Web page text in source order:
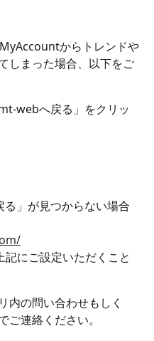
からトレンドや
しまった場合、以下をご
webへ戻る」をクリッ
」が見つからない場合
にご設定いただくこと
内の問い合わせもしく
連絡ください。